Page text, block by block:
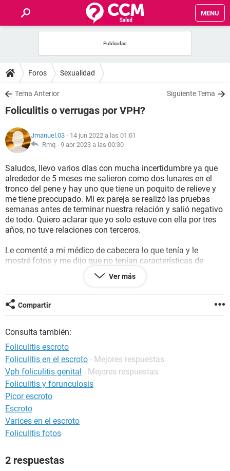
MENU
FOROS
SALUD
NUTRICIÓN
BIENESTAR
SEXUALIDAD
GLOSARIO
Foros Sexualidad
Tema Anterior Siguiente Tema
Foliculitis o verrugas por VPH?
Jmanuel.03 - 14 jun 2022 a las 01:01
Rmq - 9 abr 2023 a las 00:30
Saludos, llevo varios días con mucha incertidumbre ya que
alrededor de 5 meses me salieron como dos lunares en el
tronco del pene y hay uno que tiene un poquito de relieve y
me tiene preocupado. Mi ex pareja se realizó las pruebas
semanas antes de terminar nuestra relación y salió negativo
de todo. Quiero aclarar que yo solo estuve con ella por tres
años, no tuve relaciones con terceros.
Le comenté a mi médico de cabecera lo que tenía y le
mostré fotos y me dijo que no tenían características de
verrugas. Adicionalmente, le mostré a un dermatólogo en
línea y me dijo que tenía aspecto de foliculitis por haberme
siempre ha tenido color de lunar. Quiero también preguntar
si tener lunares en el escroto es normal?
Tengo mucho miedo y quisiera que algún profesional o
alguna persona pudiese ayudarme con las fotos que voy a
adjuntar.
Recalco que estoy conociendo a alguien y ya me hice las
pruebas de ets y estoy esperando los resultados, soy una
persona sumamente responsable y solo estoy tratando de
hacer las cosas de la mejor manera.
Gracias de antemano.
Ver más
Compartir
Consulta también:
Foliculitis escroto
Foliculitis en el escroto - Mejores respuestas
Vph foliculitis genital - Mejores respuestas
Foliculitis y forunculosis
Picor escroto
Escroto
Varices en el escroto
Foliculitis fotos
2 respuestas